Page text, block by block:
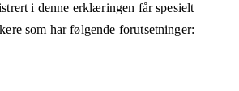
i denne erklæringen får spesielt
som har følgende forutsetninger: